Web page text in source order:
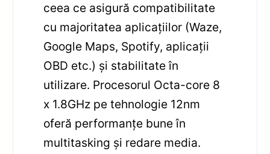
ceea ce asigură compatibilitate
cu majoritatea aplicațiilor (Waze,
Google Maps, Spotify, aplicații
OBD etc.) și stabilitate în
utilizare. Procesorul Octa-core 8
x 1.8GHz pe tehnologie 12nm
oferă performanțe bune în
multitasking și redare media.